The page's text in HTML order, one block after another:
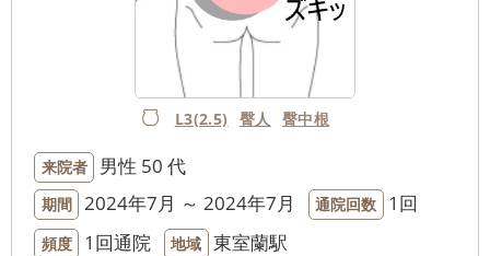
L3(2.5) 臀人 臀中根
来院者 男性 50 代
期間 2024年7月 ～ 2024年7月 通院回数 1回
頻度 1回通院 地域 東室蘭駅